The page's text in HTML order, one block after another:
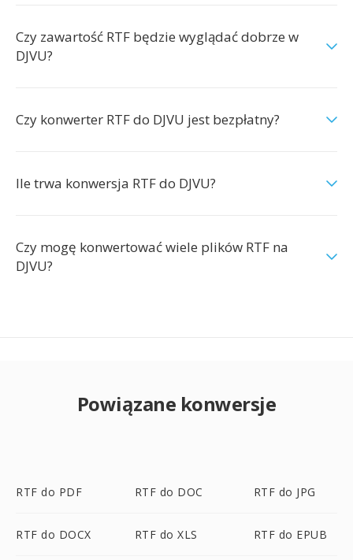
Czy zawartość RTF będzie wyglądać dobrze w
DJVU?
Czy konwerter RTF do DJVU jest bezpłatny?
Ile trwa konwersja RTF do DJVU?
Czy mogę konwertować wiele plików RTF na
DJVU?
Powiązane konwersje
RTF do PDF RTF do DOC RTF do JPG
RTF do DOCX RTF do XLS RTF do EPUB